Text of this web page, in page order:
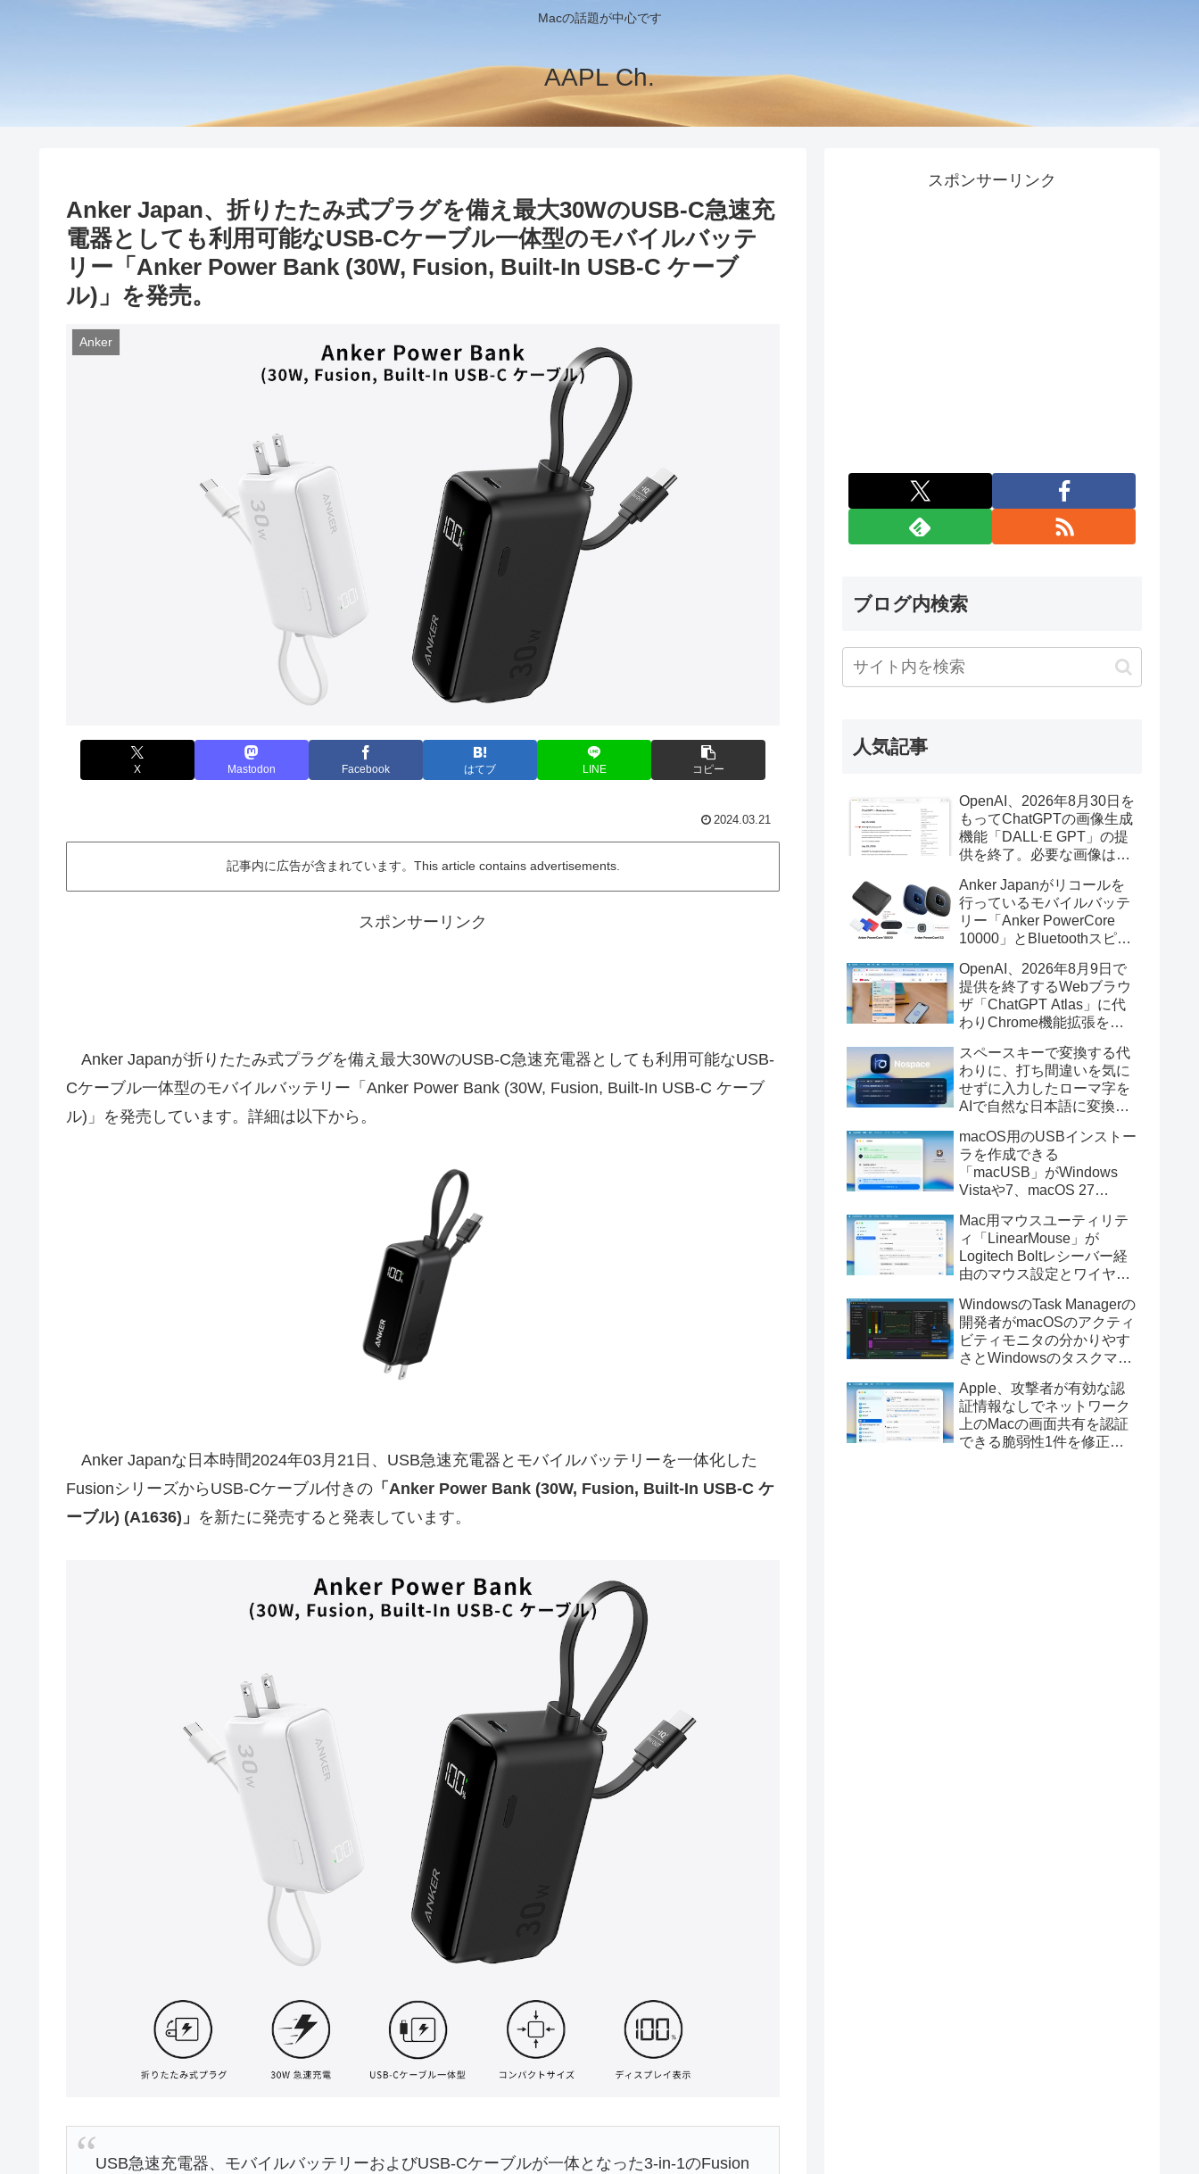
Macの話題が中心です
AAPL Ch.
Anker Japan、折りたたみ式プラグを備え最大30WのUSB-C急速充
電器としても利用可能なUSB-Cケーブル一体型のモバイルバッテ
リー「Anker Power Bank (30W, Fusion, Built-In USB-C ケーブ
ル)」を発売。
Anker
X Mastodon Facebook はてブ LINE コピー
2024.03.21
記事内に広告が含まれています。This article contains advertisements.
スポンサーリンク
Anker Japanが折りたたみ式プラグを備え最大30WのUSB-C急速充電器としても利用可能なUSB-
Cケーブル一体型のモバイルバッテリー「Anker Power Bank (30W, Fusion, Built-In USB-C ケーブ
ル)」を発売しています。詳細は以下から。
Anker Japanな日本時間2024年03月21日、USB急速充電器とモバイルバッテリーを一体化した
FusionシリーズからUSB-Cケーブル付きの 「Anker Power Bank (30W, Fusion, Built-In USB-C ケ
ーブル) (A1636)」 を新たに発売すると発表しています。
USB急速充電器、モバイルバッテリーおよびUSB-Cケーブルが一体となった3-in-1のFusion
スポンサーリンク
ブログ内検索
人気記事
OpenAI、2026年8月30日を
もってChatGPTの画像生成
機能「DALL·E GPT」の提
供を終了。必要な画像は期
Anker Japanがリコールを
行っているモバイルバッテ
リー「Anker PowerCore
10000」とBluetoothスピー
辺を焼損する火災が6月に3
件発生していたそうなので
注意を。
OpenAI、2026年8月9日で
提供を終了するWebブラウ
ザ「ChatGPT Atlas」に代
わりChrome機能拡張をア
画の質問やAsk ChatGPT機
能を追加。
スペースキーで変換する代
わりに、打ち間違いを気に
せずに入力したローマ字を
AIで自然な日本語に変換し
力アプリ「Nospace」がリ
リース。
macOS用のUSBインストー
ラを作成できる
「macUSB」がWindows
Vistaや7、macOS 27
トーラの作成に対応。
Mac用マウスユーティリテ
ィ「LinearMouse」が
Logitech Boltレシーバー経
由のマウス設定とワイヤレ
ックボールに対応。
WindowsのTask Managerの
開発者がmacOSのアクティ
ビティモニタの分かりやす
さとWindowsのタスクマネ
Mac用システムモニタアプ
リ「Task Manager TMOG」
のBeta版を公開。
Apple、攻撃者が有効な認
証情報なしでネットワーク
上のMacの画面共有を認証
できる脆弱性1件を修正し